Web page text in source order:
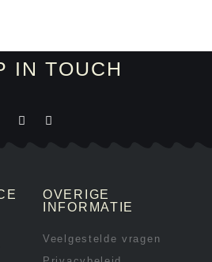
IN TOUCH
OVERIGE
INFORMATIE
Veelgestelde vragen